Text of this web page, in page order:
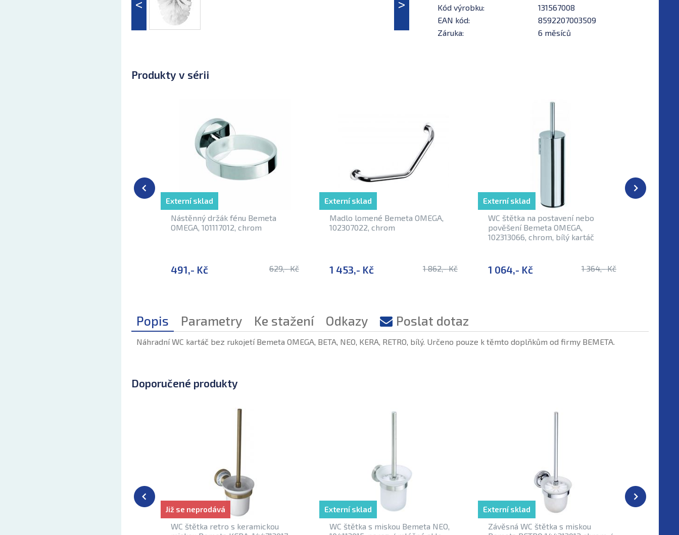
Kód výrobku:
131567008
EAN kód:
8592207003509
Záruka:
6 měsíců
Produkty v sérii
Nástěnný držák fénu Bemeta
OMEGA, 101117012, chrom
491,- Kč 629,- Kč
Externí sklad
Madlo lomené Bemeta OMEGA,
102307022, chrom
1 453,- Kč 1 862,- Kč
Externí sklad
WC štětka na postavení nebo
pověšení Bemeta OMEGA,
102313066, chrom, bílý kartáč
1 064,- Kč 1 364,- Kč
Externí sklad
Popis Parametry Ke stažení Odkazy Poslat dotaz
Náhradní WC kartáč bez rukojetí Bemeta OMEGA, BETA, NEO, KERA, RETRO, bílý. Určeno pouze k těmto doplňkům od firmy BEMETA.
Doporučené produkty
WC štětka retro s keramickou
Již se neprodává
WC štětka s miskou Bemeta NEO,
Externí sklad
Závěsná WC štětka s miskou
Externí sklad